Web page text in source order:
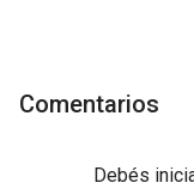
Comentarios
Debés